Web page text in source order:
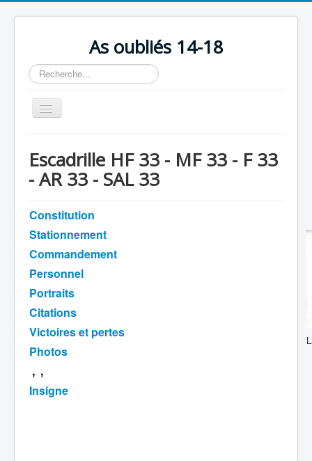
As oubliés 14-18
Rechercher
Basculer
la
Chronologie
Escadrilles
Organisation
Avions
Personnels
Doctrines
Batailles
Les As
Cahiers des As
Escadrille HF 33 - MF 33 - F 33
- AR 33 - SAL 33
Constitution
Stationnement
Commandement
Personnel
Portraits
Citations
Victoires et pertes
Photos
, ,
Insigne